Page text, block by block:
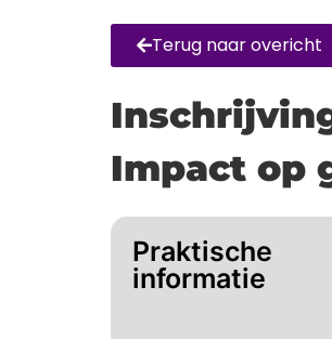
Terug naar overicht
Impact op
Praktische
informatie